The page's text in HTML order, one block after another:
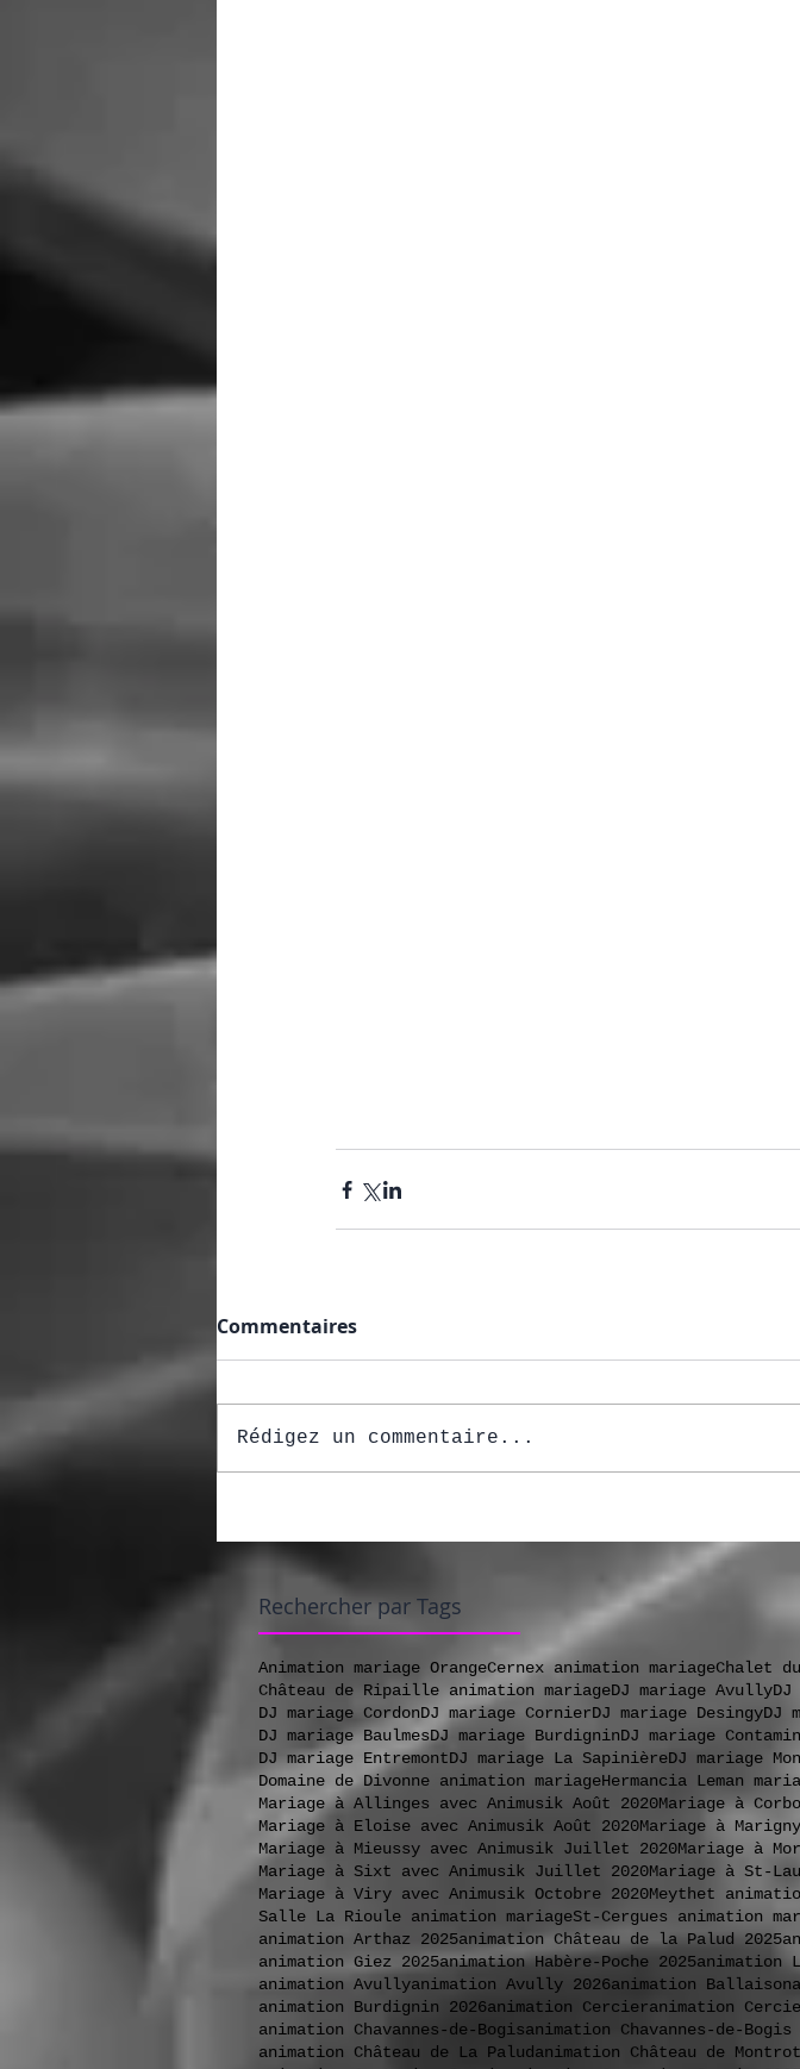
Commentaires
Rédigez un commentaire...
Rechercher par Tags
Animation mariage OrangeCernex animation mariageChalet
Château de Ripaille animation mariageDJ mariage AvullyDJ
DJ mariage CordonDJ mariage CornierDJ mariage DesingyDJ
DJ mariage BaulmesDJ mariage BurdigninDJ mariage
DJ mariage EntremontDJ mariage La SapinièreDJ mariage
Domaine de Divonne animation mariageHermancia Leman
Mariage à Allinges avec Animusik Août 2020Mariage à
Mariage à Eloise avec Animusik Août 2020Mariage à
Mariage à Mieussy avec Animusik Juillet 2020Mariage à
Mariage à Sixt avec Animusik Juillet 2020Mariage à St-
Mariage à Viry avec Animusik Octobre 2020Meythet
Salle La Rioule animation mariageSt-Cergues animation
animation Arthaz 2025animation Château de la Palud 2025
animation Giez 2025animation Habère-Poche 2025animation
animation Avullyanimation Avully 2026animation Ballaison
animation Burdignin 2026animation Cercieranimation
animation Chavannes-de-Bogisanimation Chavannes-de-Bogis
animation Château de La Paludanimation Château de